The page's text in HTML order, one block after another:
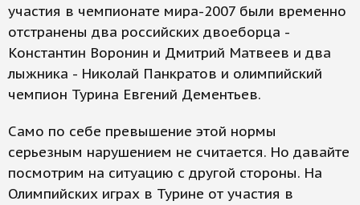
участия в чемпионате мира-2007 были временно
отстранены два российских двоеборца -
Константин Воронин и Дмитрий Матвеев и два
лыжника - Николай Панкратов и олимпийский
чемпион Турина Евгений Дементьев.
Само по себе превышение этой нормы
серьезным нарушением не считается. Но давайте
посмотрим на ситуацию с другой стороны. На
Олимпийских играх в Турине от участия в